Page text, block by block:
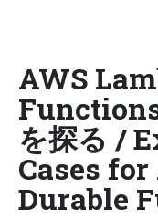
AWS
を探る /
Cases
Durable